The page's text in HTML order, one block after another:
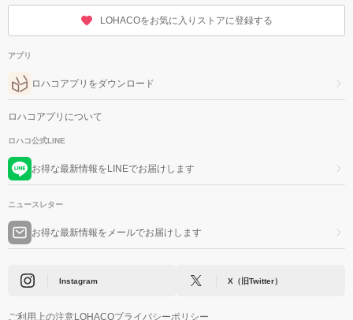
LOHACOをお気に入りストアに登録する
アプリ
ロハコアプリをダウンロード
ロハコアプリについて
ロハコ公式LINE
お得な最新情報をLINEでお届けします
ニュースレター
お得な最新情報をメールでお届けします
Instagram X（旧Twitter）
ご利用上の注意LOHACOプライバシーポリシー